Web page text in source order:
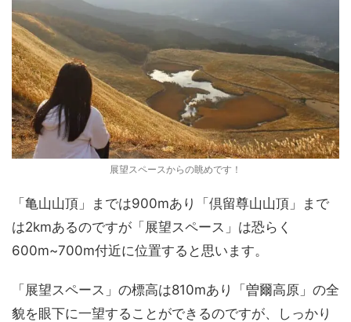
展望スペースからの眺めです！
「亀山山頂」までは900mあり「倶留尊山山頂」まで
は2kmあるのですが「展望スペース」は恐らく
600m~700m付近に位置すると思います。
「展望スペース」の標高は810mあり「曽爾高原」の全
貌を眼下に一望することができるのですが、しっかり